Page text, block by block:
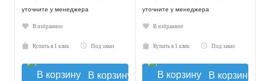
уточните у менеджера
В избранное
Купить в 1 клик Под заказ
В корзину
уточните у менеджера
В избранное
Купить в 1 клик Под заказ
В корзину